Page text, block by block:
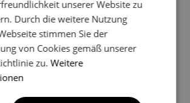
3
unserer Website zu
Durch die weitere Nutzung
stimmen Sie der
von Cookies gemäß unserer
zu.Weitere